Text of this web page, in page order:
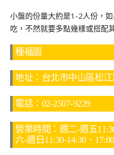
小盤的份量大約是1-2人份，
吃，不然就要多點幾樣或搭配
種福園
地址：台北市中山區松江
電話：02-2507-9229
營業時間：週二-週五
六-週日11:30-14:30、